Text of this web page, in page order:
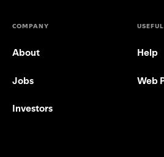
COMPANY
About
Jobs
Investors
Help
Web